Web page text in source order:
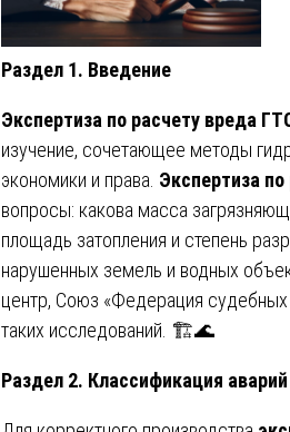
Раздел 1. Введение
Экспертиза по расчету вреда
изучение, сочетающее методы
экономики и права. Экспертиза
вопросы: какова масса
площадь затопления и степень
нарушенных земель и водных
центр, Союз «Федерация
таких исследований. 🏗️🌊
Раздел 2. Классификация